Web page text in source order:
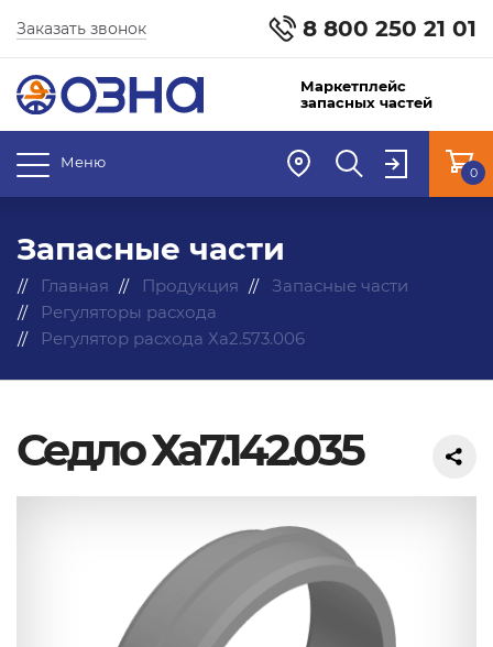
8 800 250 21 01
Заказать звонок
Маркетплейс
запасных частей
Меню
0
Запасные части
Главная Продукция
Запасные части
Регуляторы расхода
Регулятор расхода Ха2.573.006
Седло Ха7.142.035